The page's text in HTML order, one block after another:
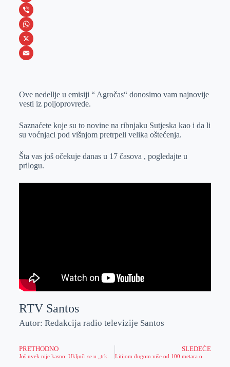
c
e
b
o
e
s
s
e
e
L
i
n
k
I
V
i
b
W
h
s
p
p
X
a
l
Ove nedellje u emisiji “ Agročas“ donosimo vam najnovije
vesti iz poljoprovrede.
Saznaćete koje su to novine na ribnjaku Sutjeska kao i da li
su voćnjaci pod višnjom pretrpeli velika oštećenja.
Šta vas još očekuje danas u 17 časova , pogledajte u
prilogu.
RTV Santos
Autor: Redakcija radio televizije Santos
PRETHODNO SLEDEĆE